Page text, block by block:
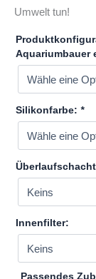
Umwelt tun!
Aquariumbauer
Silikonfarbe: *
Innenfilter:
Passendes